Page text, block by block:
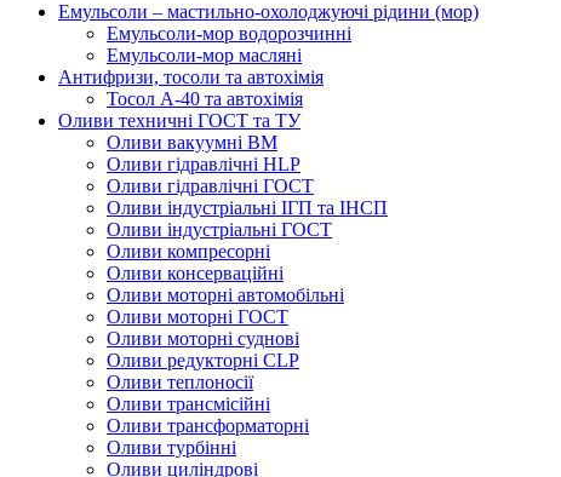
Емульсоли – мастильно-охолоджуючі рідини (мор)
Емульсоли-мор водорозчинні
Емульсоли-мор масляні
Антифризи, тосоли та автохімія
Тосол А-40 та автохімія
Оливи техничні ГОСТ та ТУ
Оливи вакуумні ВМ
Оливи гідравлічні HLP
Оливи гідравлічні ГОСТ
Оливи індустріальні ІГП та ІНСП
Оливи індустріальні ГОСТ
Оливи компресорні
Оливи консерваційні
Оливи моторні автомобільні
Оливи моторні ГОСТ
Оливи моторні суднові
Оливи редукторні CLP
Оливи теплоносії
Оливи трансмісійні
Оливи трансформаторні
Оливи турбінні
Оливи циліндрові